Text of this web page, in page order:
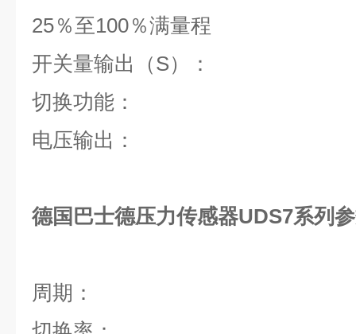
25％至100％满量程
开关量输出（S）：
切换功能：
电压输出：
德国巴士德压力传感器UDS7系列
周期：